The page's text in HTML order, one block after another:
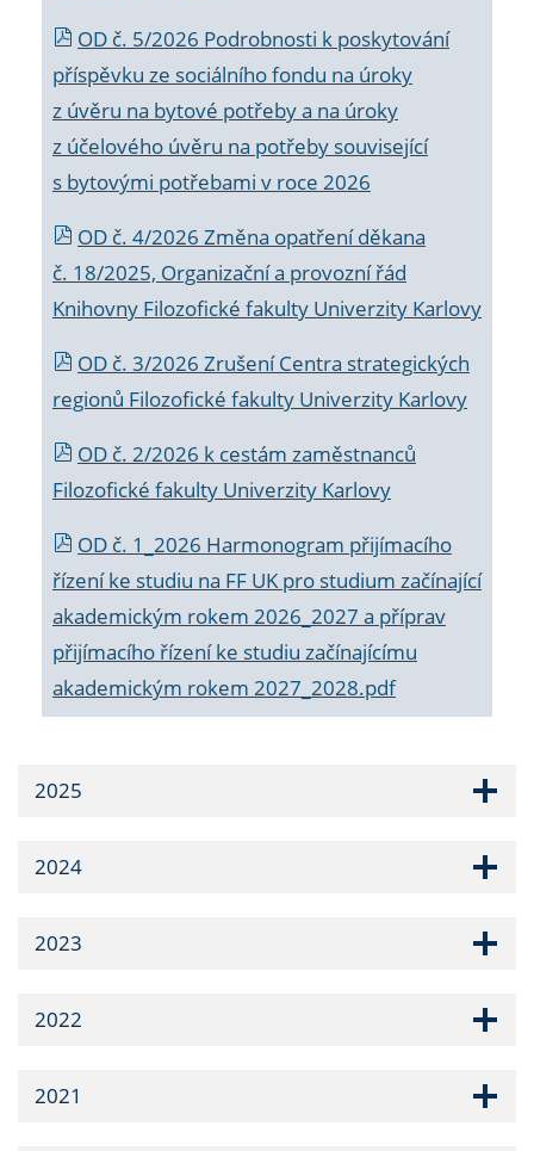
OD č. 5/2026 Podrobnosti k poskytování
příspěvku ze sociálního fondu na úroky
z úvěru na bytové potřeby a na úroky
z účelového úvěru na potřeby související
s bytovými potřebami v roce 2026
OD č. 4/2026 Změna opatření děkana
č. 18/2025, Organizační a provozní řád
Knihovny Filozofické fakulty Univerzity Karlovy
OD č. 3/2026 Zrušení Centra strategických
regionů Filozofické fakulty Univerzity Karlovy
OD č. 2/2026 k cestám zaměstnanců
Filozofické fakulty Univerzity Karlovy
OD č. 1_2026 Harmonogram přijímacího
řízení ke studiu na FF UK pro studium začínající
akademickým rokem 2026_2027 a příprav
přijímacího řízení ke studiu začínajícímu
akademickým rokem 2027_2028.pdf
2025
2024
2023
2022
2021